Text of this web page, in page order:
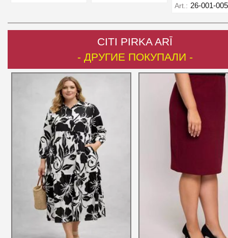
Art.: 26-001-
CITI PIRKA ARĪ
- ДРУГИЕ ПОКУПАЛИ -